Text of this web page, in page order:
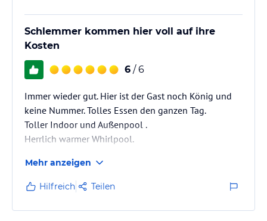
Schlemmer kommen hier voll auf ihre
Kosten
6 / 6
Immer wieder gut. Hier ist der Gast noch König und
keine Nummer. Tolles Essen den ganzen Tag.
Toller Indoor und Außenpool .
Herrlich warmer Whirlpool.
Mehr anzeigen
Hilfreich Teilen